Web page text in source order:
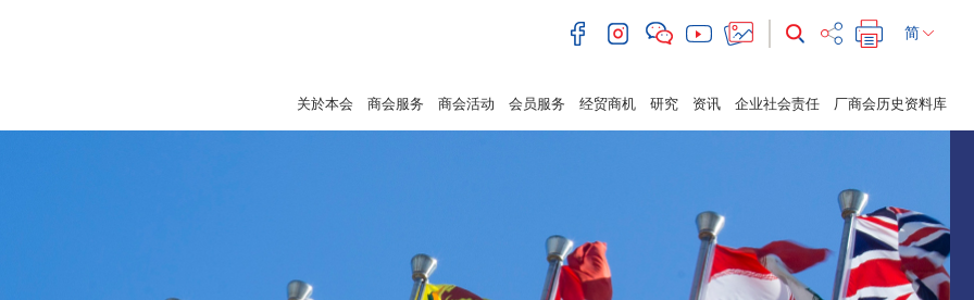
简
关於本会 商会服务 商会活动 会员服务 经贸商机 研究 资讯 企业社会责任 厂商会历史资料库